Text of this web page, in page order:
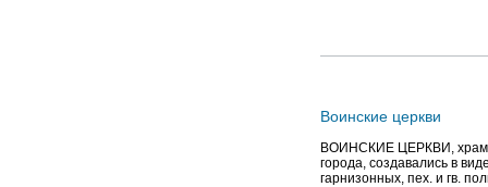
Воинские церкви
ВОИНСКИЕ ЦЕРКВИ, храмы
города, создавались в
гарнизонных, пех. и гв.